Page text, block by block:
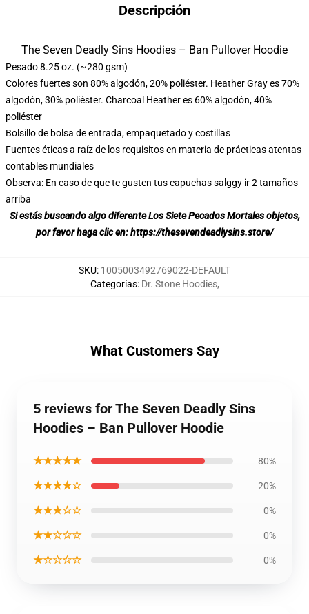
Descripción
modname=ckeditor
The Seven Deadly Sins Hoodies – Ban Pullover Hoodie
Pesado 8.25 oz. (~280 gsm)
Colores fuertes son 80% algodón, 20% poliéster. Heather Gray es 70%
algodón, 30% poliéster. Charcoal Heather es 60% algodón, 40%
poliéster
Bolsillo de bolsa de entrada, empaquetado y costillas
Fuentes éticas a raíz de los requisitos en materia de prácticas atentas
contables mundiales
Observa: En caso de que te gusten tus capuchas salggy ir 2 tamaños
arriba
Si estás buscando algo diferente Los Siete Pecados Mortales objetos,
por favor haga clic en:https://thesevendeadlysins.store/
SKU: 1005003492769022-DEFAULT
Categorías: Dr. Stone Hoodies,
What Customers Say
5 reviews for The Seven Deadly Sins
Hoodies – Ban Pullover Hoodie
★★★★★ 80%
★★★★☆ 20%
★★★☆☆ 0%
★★☆☆☆ 0%
★☆☆☆☆ 0%